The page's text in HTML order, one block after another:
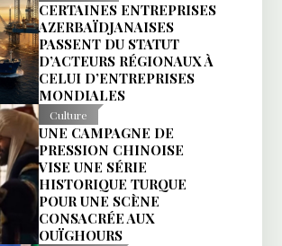
CERTAINES ENTREPRISES
AZERBAÏDJANAISES
PASSENT DU STATUT
D’ACTEURS RÉGIONAUX À
CELUI D’ENTREPRISES
MONDIALES
Culture
UNE CAMPAGNE DE
PRESSION CHINOISE
VISE UNE SÉRIE
HISTORIQUE TURQUE
POUR UNE SCÈNE
CONSACRÉE AUX
OUÏGHOURS